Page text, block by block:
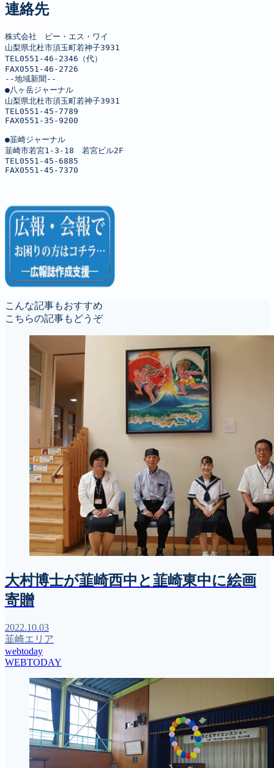
連絡先
株式会社　ピー・エス・ワイ
山梨県北杜市須玉町若神子3931
TEL0551-46-2346（代）
FAX0551-46-2726
--地域新聞--
●八ヶ岳ジャーナル
山梨県北杜市須玉町若神子3931
TEL0551-45-7789
FAX0551-35-9200
●韮崎ジャーナル
韮崎市若宮1-3-18　若宮ビル2F
TEL0551-45-6885
FAX0551-45-7370
こんな記事もおすすめ
こちらの記事もどうぞ
大村博士が韮崎西中と韮崎東中に絵画
寄贈
2022.10.03
韮崎エリア
webtoday
WEBTODAY